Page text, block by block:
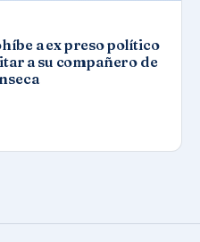
a ex preso político
a su compañero de